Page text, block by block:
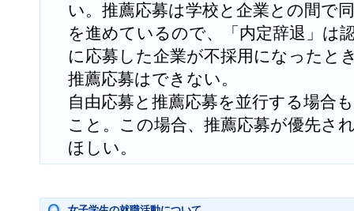
い。推薦応募は学校と企業との間で
を進めているので、「内定辞退」は
に応募した企業が不採用になったと
推薦応募はできない。
自由応募と推薦応募を並行する場合
こと。この場合、推薦応募が優先さ
ほしい。